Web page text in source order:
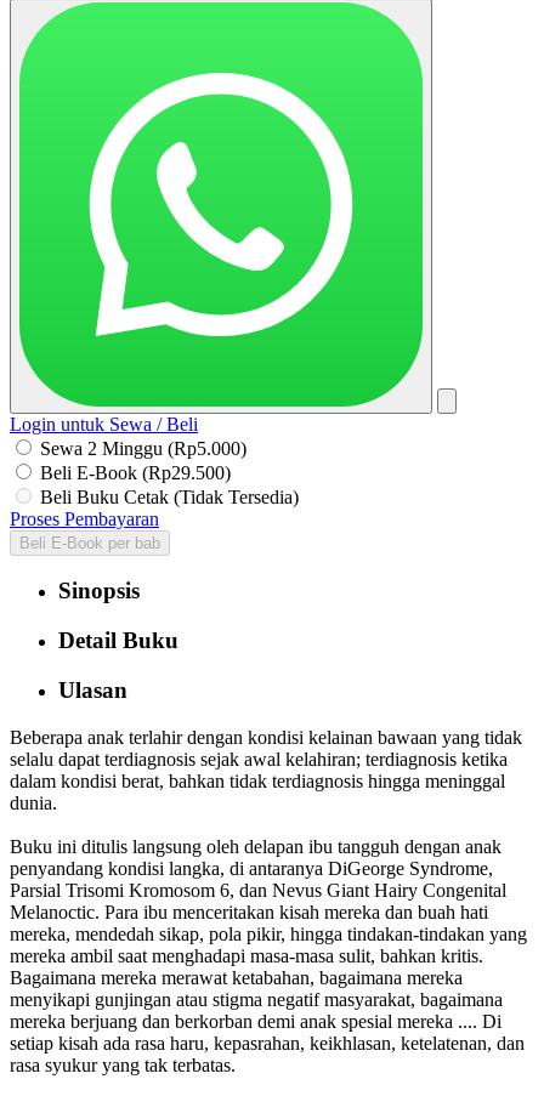
Login untuk Sewa / Beli
Sewa 2 Minggu (Rp5.000)
Beli E-Book (Rp29.500)
Beli Buku Cetak (Tidak Tersedia)
Proses Pembayaran
Beli E-Book per bab
Sinopsis
Detail Buku
Ulasan
Beberapa anak terlahir dengan kondisi kelainan bawaan yang tidak
selalu dapat terdiagnosis sejak awal kelahiran; terdiagnosis ketika
dalam kondisi berat, bahkan tidak terdiagnosis hingga meninggal
dunia.
Buku ini ditulis langsung oleh delapan ibu tangguh dengan anak
penyandang kondisi langka, di antaranya DiGeorge Syndrome,
Parsial Trisomi Kromosom 6, dan Nevus Giant Hairy Congenital
Melanoctic. Para ibu menceritakan kisah mereka dan buah hati
mereka, mendedah sikap, pola pikir, hingga tindakan-tindakan yang
mereka ambil saat menghadapi masa-masa sulit, bahkan kritis.
Bagaimana mereka merawat ketabahan, bagaimana mereka
menyikapi gunjingan atau stigma negatif masyarakat, bagaimana
mereka berjuang dan berkorban demi anak spesial mereka .... Di
setiap kisah ada rasa haru, kepasrahan, keikhlasan, ketelatenan, dan
rasa syukur yang tak terbatas.